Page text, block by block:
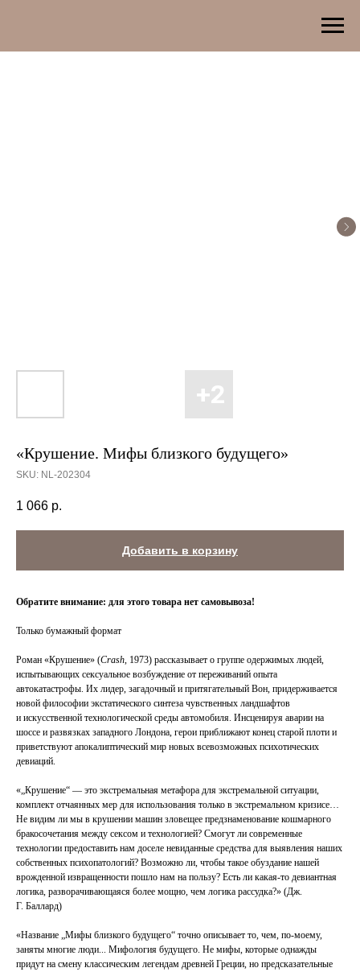
«Крушение. Мифы близкого будущего»
SKU: NL-202304
1 066 р.
Добавить в корзину
Обратите внимание: для этого товара нет самовывоза!
Только бумажный формат
Роман «Крушение» (Crash, 1973) рассказывает о группе одержимых людей,
испытывающих сексуальное возбуждение от переживаний опыта
автокатастрофы. Их лидер, загадочный и притягательный Вон, придерживается
новой философии экстатического синтеза чувственных ландшафтов
и искусственной технологической среды автомобиля. Инсценируя аварии на
шоссе и развязках западного Лондона, герои приближают конец старой плоти и
приветствуют апокалиптический мир новых всевозможных психотических
девиаций.
«„Крушение“ — это экстремальная метафора для экстремальной ситуации,
комплект отчаянных мер для использования только в экстремальном кризисе…
Не видим ли мы в крушении машин зловещее предзнаменование кошмарного
бракосочетания между сексом и технологией? Смогут ли современные
технологии предоставить нам доселе невиданные средства для выявления наших
собственных психопатологий? Возможно ли, чтобы такое обуздание нашей
врожденной извращенности пошло нам на пользу? Есть ли какая‑­то девиантная
логика, разворачиваю­щаяся более мощно, чем логика рассудка?» (Дж.
Г. Баллард)
«Название „Мифы близкого будущего“ точно описывает то, чем, по‑­моему,
заняты многие люди... Мифология будущего. Не мифы, которые однажды
придут на смену классическим легендам древней Греции, но предсказательные